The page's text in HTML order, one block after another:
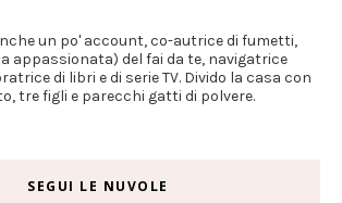
un po' account, co-autrice di fumetti,
appassionata) del fai da te, navigatrice
di libri e di serie TV. Divido la casa con
tre figli e parecchi gatti di polvere.
SEGUI LE NUVOLE